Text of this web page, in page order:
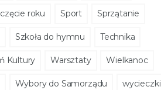
roku Sport Sprzątanie
Szkoła do hymnu Technika
Kultury Warsztaty Wielkanoc
Wybory do Samorządu wycieczki